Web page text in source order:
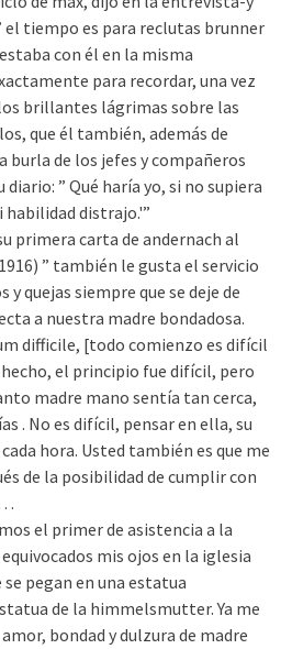
el tiempo es para reclutas brunner
con él en la misma
para recordar, una vez
brillantes lágrimas sobre las
que él también, además de
burla de los jefes y compañeros
” Qué haría yo, si no supiera
habilidad distrajo.'”
primera carta de andernach al
” también le gusta el servicio
quejas siempre que se deje de
a nuestra madre bondadosa.
difficile, [todo comienzo es difícil
el principio fue difícil, pero
madre mano sentía tan cerca,
. No es difícil, pensar en ella, su
hora. Usted también es que me
de la posibilidad de cumplir con
…
el primer de asistencia a la
mis ojos en la iglesia
pegan en una estatua
de la himmelsmutter. Ya me
bondad y dulzura de madre